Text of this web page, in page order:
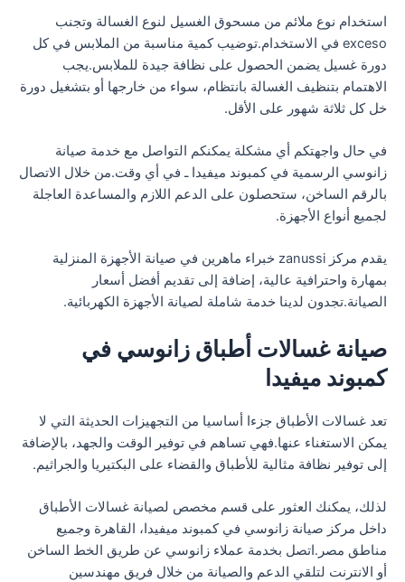
استخدام نوع ملائم من مسحوق الغسيل لنوع الغسالة وتجنب
exceso في الاستخدام.توضيب كمية مناسبة من الملابس في كل
دورة غسيل يضمن الحصول على نظافة جيدة للملابس.يجب
الاهتمام بتنظيف الغسالة بانتظام، سواء من خارجها أو بتشغيل دورة
خل كل ثلاثة شهور على الأقل.
في حال واجهتكم أي مشكلة يمكنكم التواصل مع خدمة صيانة
زانوسي الرسمية في كمبوند ميفيدا ـ في أي وقت.من خلال الاتصال
بالرقم الساخن، ستحصلون على الدعم اللازم والمساعدة العاجلة
لجميع أنواع الأجهزة.
يقدم مركز zanussi خبراء ماهرين في صيانة الأجهزة المنزلية
بمهارة واحترافية عالية، إضافة إلى تقديم أفضل أسعار
الصيانة.تجدون لدينا خدمة شاملة لصيانة الأجهزة الكهربائية.
صيانة غسالات أطباق زانوسي في
كمبوند ميفيدا
تعد غسالات الأطباق جزءا أساسيا من التجهيزات الحديثة التي لا
يمكن الاستغناء عنها.فهي تساهم في توفير الوقت والجهد، بالإضافة
إلى توفير نظافة مثالية للأطباق والقضاء على البكتيريا والجراثيم.
لذلك، يمكنك العثور على قسم مخصص لصيانة غسالات الأطباق
داخل مركز صيانة زانوسي في كمبوند ميفيدا، القاهرة وجميع
مناطق مصر.اتصل بخدمة عملاء زانوسي عن طريق الخط الساخن
أو الانترنت لتلقي الدعم والصيانة من خلال فريق مهندسين